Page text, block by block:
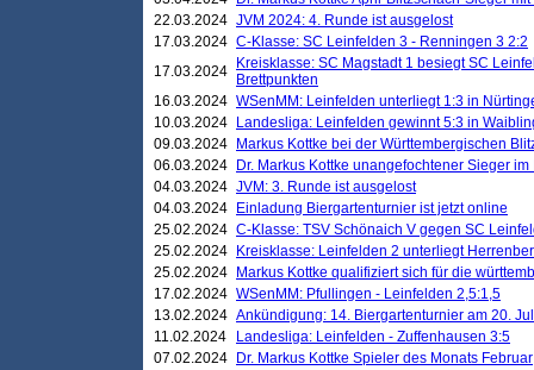
22.03.2024 JVM 2024: 4. Runde ist ausgelost
17.03.2024 C-Klasse: SC Leinfelden 3 - Renningen 3 2:2
17.03.2024
Kreisklasse: SC Magstadt 1 besiegt SC
Brettpunkten
16.03.2024 WSenMM: Leinfelden unterliegt 1:3 in
10.03.2024
Landesliga: Leinfelden gewinnt 5:3 in
09.03.2024
Markus Kottke bei der Württembergischen
06.03.2024
Dr. Markus Kottke unangefochtener Sieger
04.03.2024 JVM: 3. Runde ist ausgelost
04.03.2024
Einladung Biergartenturnier ist jetzt online
25.02.2024 C-Klasse: TSV Schönaich V gegen SC
25.02.2024
Kreisklasse: Leinfelden 2 unterliegt
25.02.2024
Markus Kottke qualifiziert sich für die
17.02.2024 WSenMM: Pfullingen - Leinfelden 2,5:1,5
13.02.2024 Ankündigung: 14. Biergartenturnier am 20.
11.02.2024
Landesliga: Leinfelden - Zuffenhausen 3:5
07.02.2024
Dr. Markus Kottke Spieler des Monats Februar